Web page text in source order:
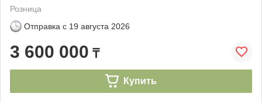
Розница
Отправка с 19 августа 2026
3 600 000 ₸
Купить